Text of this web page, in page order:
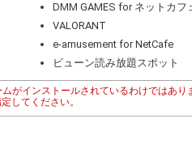
DMM GAMES for ネットカフ
VALORANT
e-amusement for NetCafe
ビューン読み放題スポット
がインストールされているわけではあ
してください。